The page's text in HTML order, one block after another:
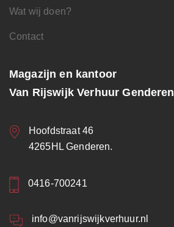
Wat wij doen?
Contact
Magazijn en kantoor
Van Rijswijk Verhuur Genderen
Hoofdstraat 46
4265HL Genderen.
0416-700241
info@vanrijswijkverhuur.nl